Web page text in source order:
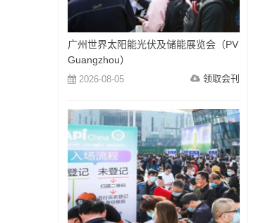
广州世界太阳能光伏及储能展览会（PV
Guangzhou）
2026-08-05 领取会刊